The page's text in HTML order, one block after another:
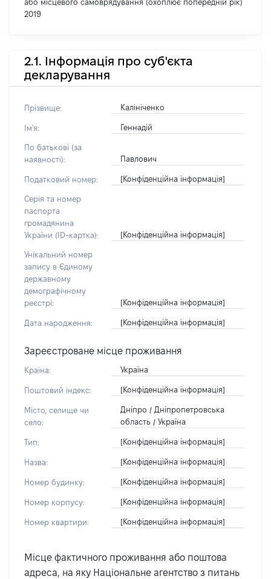
або місцевого самоврядування (охоплює попередній рік)
2019
2.1. Інформація про суб'єкта
декларування
Прізвище: Калініченко
Ім'я: Геннадій
По батькові (за
наявності):
Павлович
Податковий номер: [Конфіденційна інформація]
Серія та номер
паспорта
громадянина
України (ID-картка):
[Конфіденційна інформація]
Унікальний номер
запису в Єдиному
державному
демографічному
реєстрі:
[Конфіденційна інформація]
Дата народження: [Конфіденційна інформація]
Зареєстроване місце проживання
Країна: Україна
Поштовий індекс: [Конфіденційна інформація]
Місто, селище чи
село:
Дніпро / Дніпропетровська
область / Україна
Тип: [Конфіденційна інформація]
Назва: [Конфіденційна інформація]
Номер будинку: [Конфіденційна інформація]
Номер корпусу: [Конфіденційна інформація]
Номер квартири: [Конфіденційна інформація]
Місце фактичного проживання або поштова
адреса, на яку Національне агентство з питань